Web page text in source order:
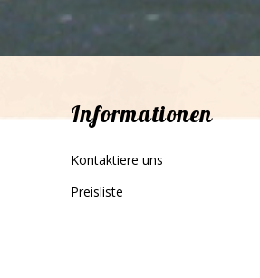
Informationen
Kontaktiere uns
Preisliste